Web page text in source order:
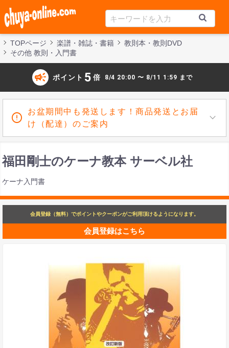
TOPページ 楽譜・雑誌・書籍
教則本・教則DVD
その他 教則・入門書
campaign ポイント 5 倍 8/4 20:00 〜 8/11 1:59 まで
お盆期間中も発送します！商品発送とお届
け（配達）のご案内
福田剛士のケーナ教本 サーベル社
ケーナ入門書
会員登録（無料）でポイントやクーポンがご利用頂けるようになります。
会員登録はこちら